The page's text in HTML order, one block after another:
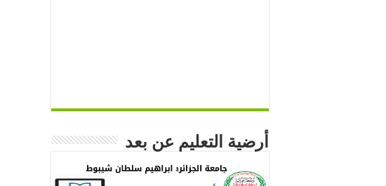
أرضية التعليم عن بعد